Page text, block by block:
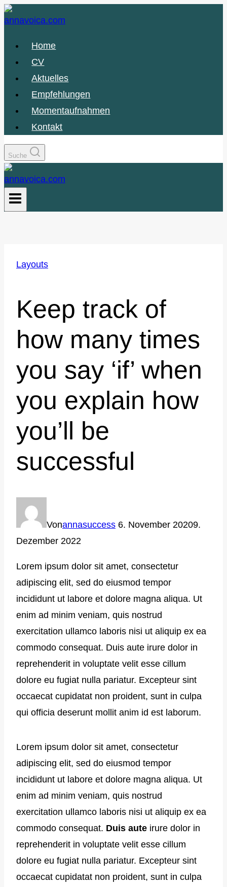
Zum
springenHome
CV
Aktuelles
Empfehlungen
Momentaufnahmen
Kontakt
Suche
Layouts
Keep track of
how many times
you say ‘if’ when
you explain how
you’ll be
successful
Vonannasuccess 6. November 20209.
Dezember 2022
Lorem ipsum dolor sit amet, consectetur
adipiscing elit, sed do eiusmod tempor
incididunt ut labore et dolore magna aliqua. Ut
enim ad minim veniam, quis nostrud
exercitation ullamco laboris nisi ut aliquip ex ea
commodo consequat. Duis aute irure dolor in
reprehenderit in voluptate velit esse cillum
dolore eu fugiat nulla pariatur. Excepteur sint
occaecat cupidatat non proident, sunt in culpa
qui officia deserunt mollit anim id est laborum.
Lorem ipsum dolor sit amet, consectetur
adipiscing elit, sed do eiusmod tempor
incididunt ut labore et dolore magna aliqua. Ut
enim ad minim veniam, quis nostrud
exercitation ullamco laboris nisi ut aliquip ex ea
commodo consequat. Duis aute irure dolor in
reprehenderit in voluptate velit esse cillum
dolore eu fugiat nulla pariatur. Excepteur sint
occaecat cupidatat non proident, sunt in culpa